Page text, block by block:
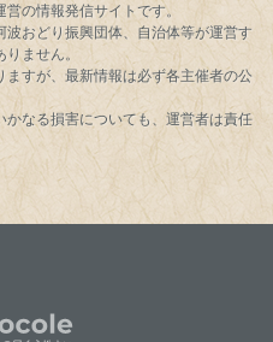
の情報発信サイトです。
おどり振興団体、自治体等が運営す
ません。
すが、最新情報は必ず各主催者の公
なる損害についても、運営者は責任